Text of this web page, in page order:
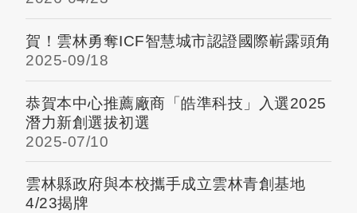
賀！雲林勇奪ICF智慧城市認證國際嶄露頭角
2025-09/18
恭賀本中心推薦廠商「皓準科技」入選2025
潛力新創選拔初選
2025-07/10
雲林縣政府與本校攜手成立雲林青創基地
4/23揭牌